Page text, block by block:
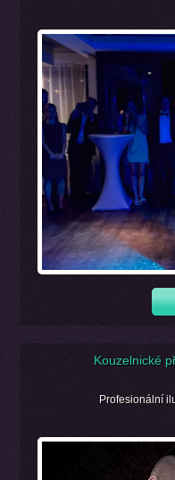
Kouzelnické
Profesionální